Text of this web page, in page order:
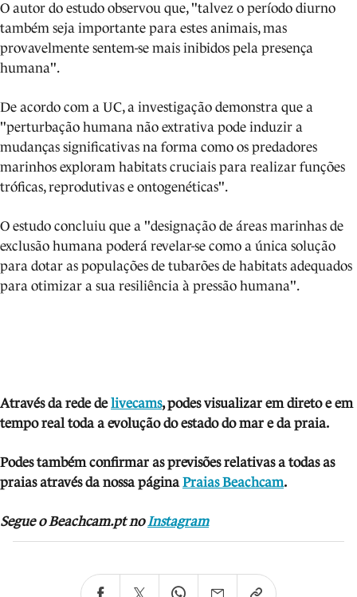
O autor do estudo observou que, "talvez o período diurno
também seja importante para estes animais, mas
provavelmente sentem-se mais inibidos pela presença
humana".
De acordo com a UC, a investigação demonstra que a
"perturbação humana não extrativa pode induzir a
mudanças significativas na forma como os predadores
marinhos exploram habitats cruciais para realizar funções
tróficas, reprodutivas e ontogenéticas".
O estudo concluiu que a "designação de áreas marinhas de
exclusão humana poderá revelar-se como a única solução
para dotar as populações de tubarões de habitats adequados
para otimizar a sua resiliência à pressão humana".
Através da rede delivecams, podes visualizar em direto e em
tempo real toda a evolução do estado do mar e da praia.
Podes também confirmar as previsões relativas a todas as
praias através da nossa páginaPraias Beachcam.
Segue o Beachcam.pt no Instagram